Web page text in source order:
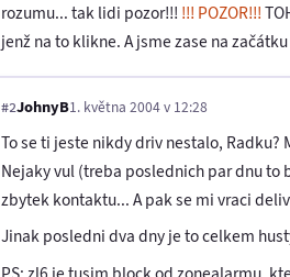
rozumu... tak lidi pozor!!! !!! POZOR!!!
jenž na to klikne. A jsme zase na
#2JohnyB1. května 2004 v 12:28
To se ti jeste nikdy driv nestalo,
Nejaky vul (treba poslednich par dnu
zbytek kontaktu... A pak se mi vraci
Jinak posledni dva dny je to celkem